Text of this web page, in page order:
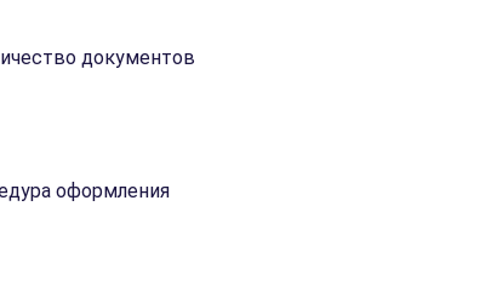
документов
оформления